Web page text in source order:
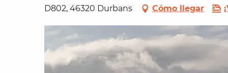
D802, 46320 Durbans Cómo llegar